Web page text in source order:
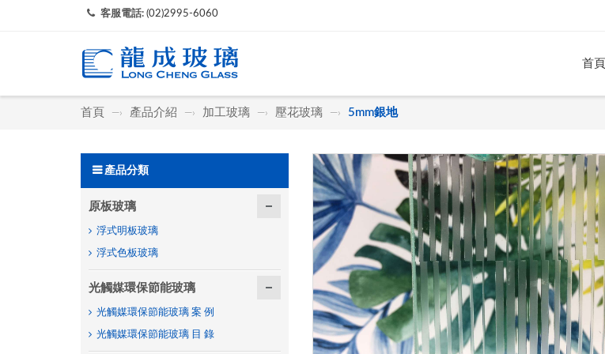
客服電話: (02)2995-6060
首頁
首頁 —› 產品介紹 —› 加工玻璃 —› 壓花玻璃 —› 5mm銀地
產品分類
原板玻璃
浮式明板玻璃
浮式色板玻璃
光觸媒環保節能玻璃
光觸媒環保節能玻璃 案 例
光觸媒環保節能玻璃 目 錄